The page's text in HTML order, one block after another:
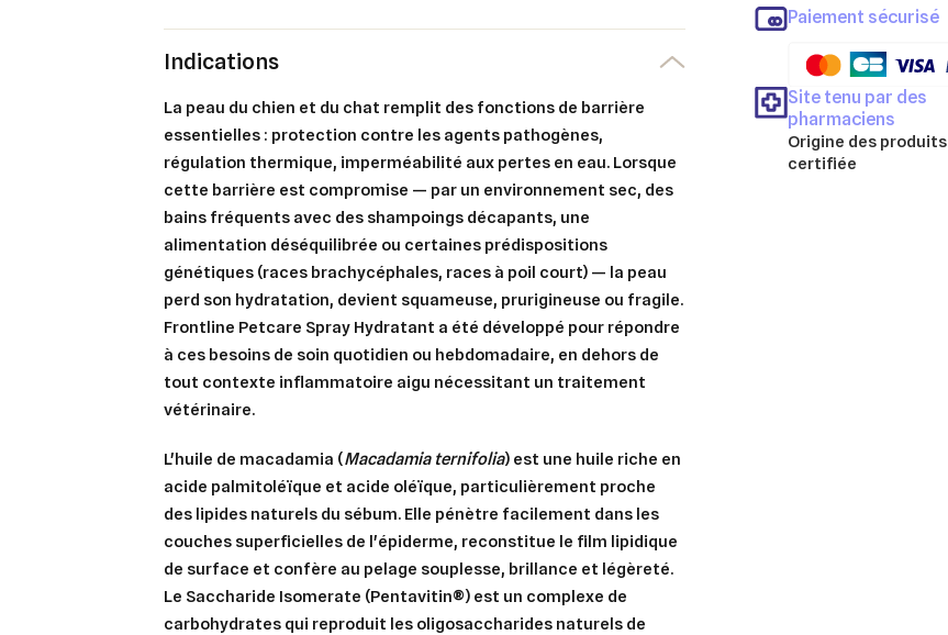
Paiement sécurisé
Site tenu par des
pharmaciens
Origine des produits
certifiée
Indications
La peau du chien et du chat remplit des fonctions de barrière
essentielles : protection contre les agents pathogènes,
régulation thermique, imperméabilité aux pertes en eau. Lorsque
cette barrière est compromise — par un environnement sec, des
bains fréquents avec des shampoings décapants, une
alimentation déséquilibrée ou certaines prédispositions
génétiques (races brachycéphales, races à poil court) — la peau
perd son hydratation, devient squameuse, prurigineuse ou fragile.
Frontline Petcare Spray Hydratant a été développé pour répondre
à ces besoins de soin quotidien ou hebdomadaire, en dehors de
tout contexte inflammatoire aigu nécessitant un traitement
vétérinaire.
L'huile de macadamia (Macadamia ternifolia) est une huile riche en
acide palmitoléïque et acide oléïque, particulièrement proche
des lipides naturels du sébum. Elle pénètre facilement dans les
couches superficielles de l'épiderme, reconstitue le film lipidique
de surface et confère au pelage souplesse, brillance et légèreté.
Le Saccharide Isomerate (Pentavitin®) est un complexe de
carbohydrates qui reproduit les oligosaccharides naturels de
Créer une liste d'envies
Connexion